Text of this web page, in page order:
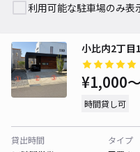
利用可能な駐車場のみ表
小比内2丁目
¥1,000〜
時間貸し可
貸出時間
タイプ